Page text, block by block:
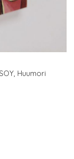
, Huumori